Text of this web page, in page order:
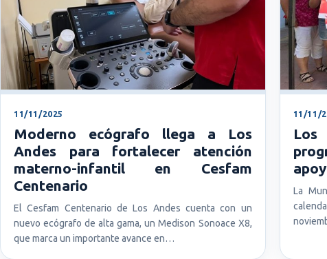
11/11/2025
Moderno ecógrafo llega a Los
Andes para fortalecer atención
materno-infantil en Cesfam
Centenario
El Cesfam Centenario de Los Andes cuenta con un
nuevo ecógrafo de alta gama, un Medison Sonoace X8,
que marca un importante avance en…
11/11/
La